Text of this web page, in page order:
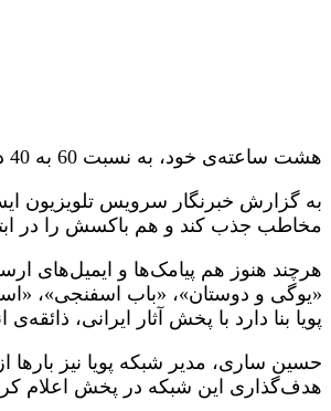
هشت ساعته‌ی خود، به نسبت 60 به 40 درصد در آثار داخلی و خارجی نزدیک می‌شود.
به گزارش خبرنگار سرویس تلویزیون
مخاطب جذب کند و هم باکسش را در
هرچند هنوز هم پیامک‌ها و ایمیل‌های
«یوگی و دوستان»، «باب اسفنجی»،
پویا بنا دارد با پخش آثار ایرانی،
هدف‌گذاری این شبکه در پخش اعلام